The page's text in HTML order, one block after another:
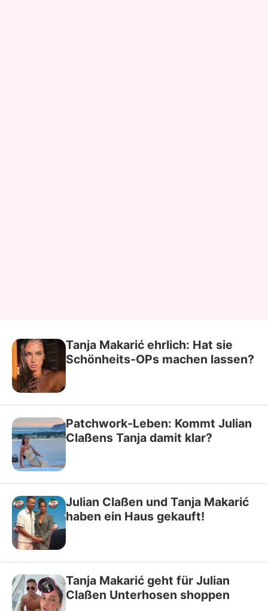
Tanja Makarić ehrlich: Hat sie
Schönheits-OPs machen lassen?
Patchwork-Leben: Kommt Julian
Claßens Tanja damit klar?
Julian Claßen und Tanja Makarić
haben ein Haus gekauft!
Tanja Makarić geht für Julian
Claßen Unterhosen shoppen